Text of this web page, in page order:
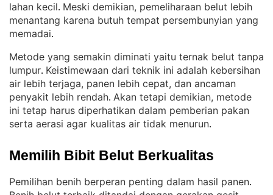
lahan kecil. Meski demikian, pemeliharaan belut lebih
menantang karena butuh tempat persembunyian yang
memadai.
Metode yang semakin diminati yaitu ternak belut tanpa
lumpur. Keistimewaan dari teknik ini adalah kebersihan
air lebih terjaga, panen lebih cepat, dan ancaman
penyakit lebih rendah. Akan tetapi demikian, metode
ini tetap harus diperhatikan dalam pemberian pakan
serta aerasi agar kualitas air tidak menurun.
Memilih Bibit Belut Berkualitas
Pemilihan benih berperan penting dalam hasil panen